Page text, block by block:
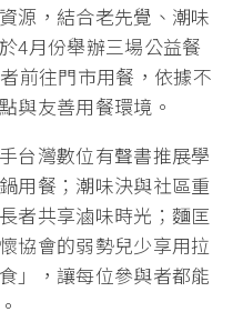
源，結合老先覺、潮味
4月份舉辦三場公益餐
前往門市用餐，依據不
與友善用餐環境。
台灣數位有聲書推展學
用餐；潮味決與社區重
者共享滷味時光；麵匡
協會的弱勢兒少享用拉
」，讓每位參與者都能